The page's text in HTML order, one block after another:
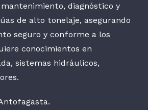
mantenimiento, diagnóstico y
de alto tonelaje, asegurando
seguro y conforme a los
conocimientos en
sistemas hidráulicos,